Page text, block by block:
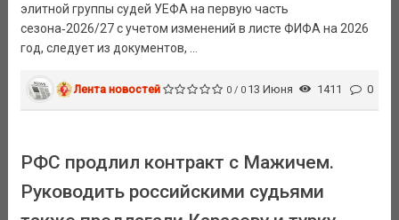
элитной группы судей УЕФА на первую часть
сезона‑2026/27 с учетом изменений в листе ФИФА на 2026
год, следует из документов, ...
Лента новостей 0 / 0 13 Июня 1411 0
РФС продлил контракт с Мажичем.
Руководить российскими судьями